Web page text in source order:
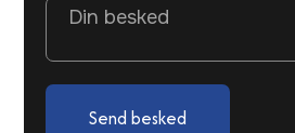
Send besked